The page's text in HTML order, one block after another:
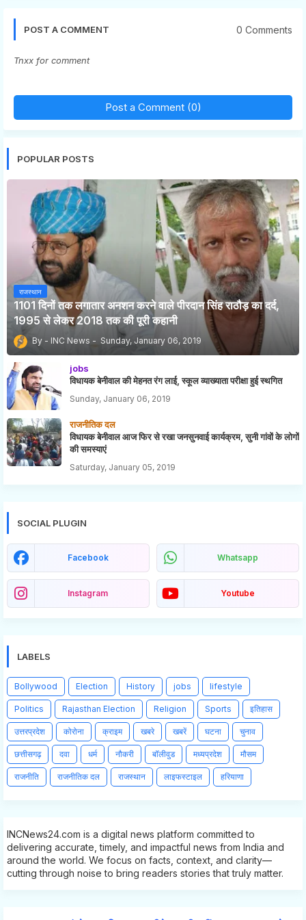
POST A COMMENT 0 Comments
Tnxx for comment
Post a Comment (0)
POPULAR POSTS
राजस्थान
1101 दिनों तक लगातार अनशन करने वाले पीरदान सिंह राठौड़ का दर्द,
1995 से लेकर 2018 तक की पूरी कहानी
INC News Sunday, January 06, 2019
jobs
विधायक बेनीवाल की मेहनत रंग लाई, स्कूल व्याख्याता परीक्षा हुई स्थगित
Sunday, January 06, 2019
राजनीतिक दल
विधायक बेनीवाल आज फिर से रखा जनसुनवाई कार्यक्रम, सुनी गांवों के लोगों
की समस्याएं
Saturday, January 05, 2019
SOCIAL PLUGIN
Facebook Whatsapp
Instagram Youtube
LABELS
Bollywood Election History jobs lifestyle
Politics Rajasthan Election Religion Sports इतिहास
उत्तरप्रदेश कोरोना क्राइम खबरे खबरें घटना चुनाव
छत्तीसगढ़ दवा धर्म नौकरी बॉलीवुड मध्यप्रदेश मौसम
राजनीति राजनीतिक दल राजस्थान लाइफस्टाइल हरियाणा
INCNews24.com is a digital news platform committed to
delivering accurate, timely, and impactful news from India and
around the world. We focus on facts, context, and clarity—
cutting through noise to bring readers stories that truly matter.